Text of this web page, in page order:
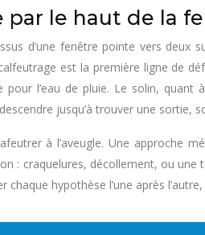
par le haut de la
d’une fenêtre pointe vers deux
est la première ligne de
pour l’eau de pluie. Le solin,
jusqu’à trouver une sortie,
à l’aveugle. Une approche
: craquelures, décollement, ou
chaque hypothèse l’une après